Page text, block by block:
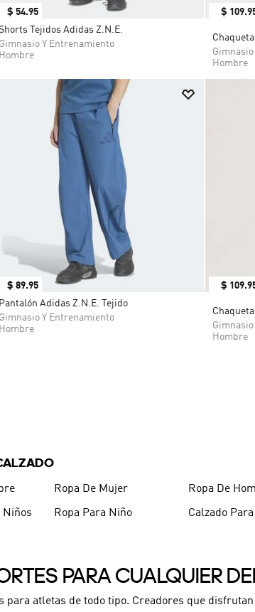
$ 54.95
Tejidos Adidas Z.N.E.
Gimnasio Y Entrenamiento
Hombre
$ 109.
Hombre
$ 89.95
Pantalón Adidas Z.N.E. Tejido
Gimnasio Y Entrenamiento
Hombre
$ 109.
Hombre
Ropa De Mujer Ropa De
Niños Ropa Para Niño Calzado
PARA CUALQUIER
para atletas de todo tipo. Creadores que